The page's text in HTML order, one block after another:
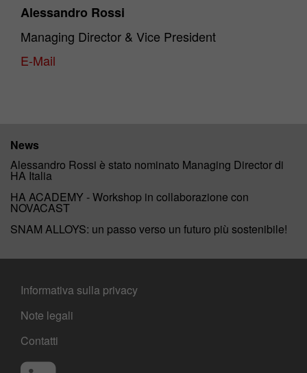
Alessandro Rossi
Managing Director & Vice President
E-Mail
News
Alessandro Rossi è stato nominato Managing Director di
HA Italia
HA ACADEMY - Workshop in collaborazione con
NOVACAST
SNAM ALLOYS: un passo verso un futuro più sostenibile!
Informativa sulla privacy
Note legali
Contatti
Social Media